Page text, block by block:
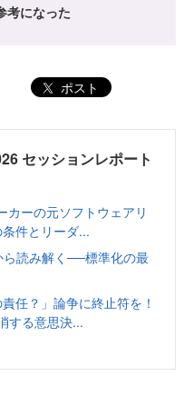
考になった
ポスト
セッションレポート
カーの元ソフトウェアリ
件とリーダ...
読み解く──標準化の最
任？」論争に終止符を！
する意思決...